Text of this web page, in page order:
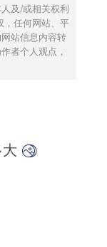
及/或相关权利
，任何网站、平
站信息内容转
者个人观点，